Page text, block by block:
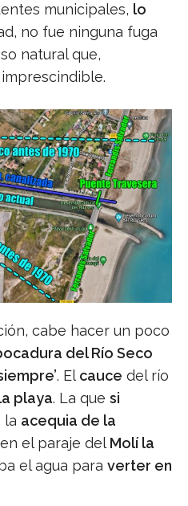
municipales, lo
no fue ninguna fuga
natural que,
cabe hacer un poco
del Río Seco
. Elcauce del río
playa. La que si
la acequia de la
en el paraje delMolí la
el agua para verter en